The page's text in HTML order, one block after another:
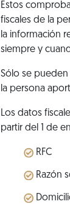
Estos
fiscales de la
la información
siempre y
Sólo se
la persona
Los datos
partir del 1 de
RFC
Razón